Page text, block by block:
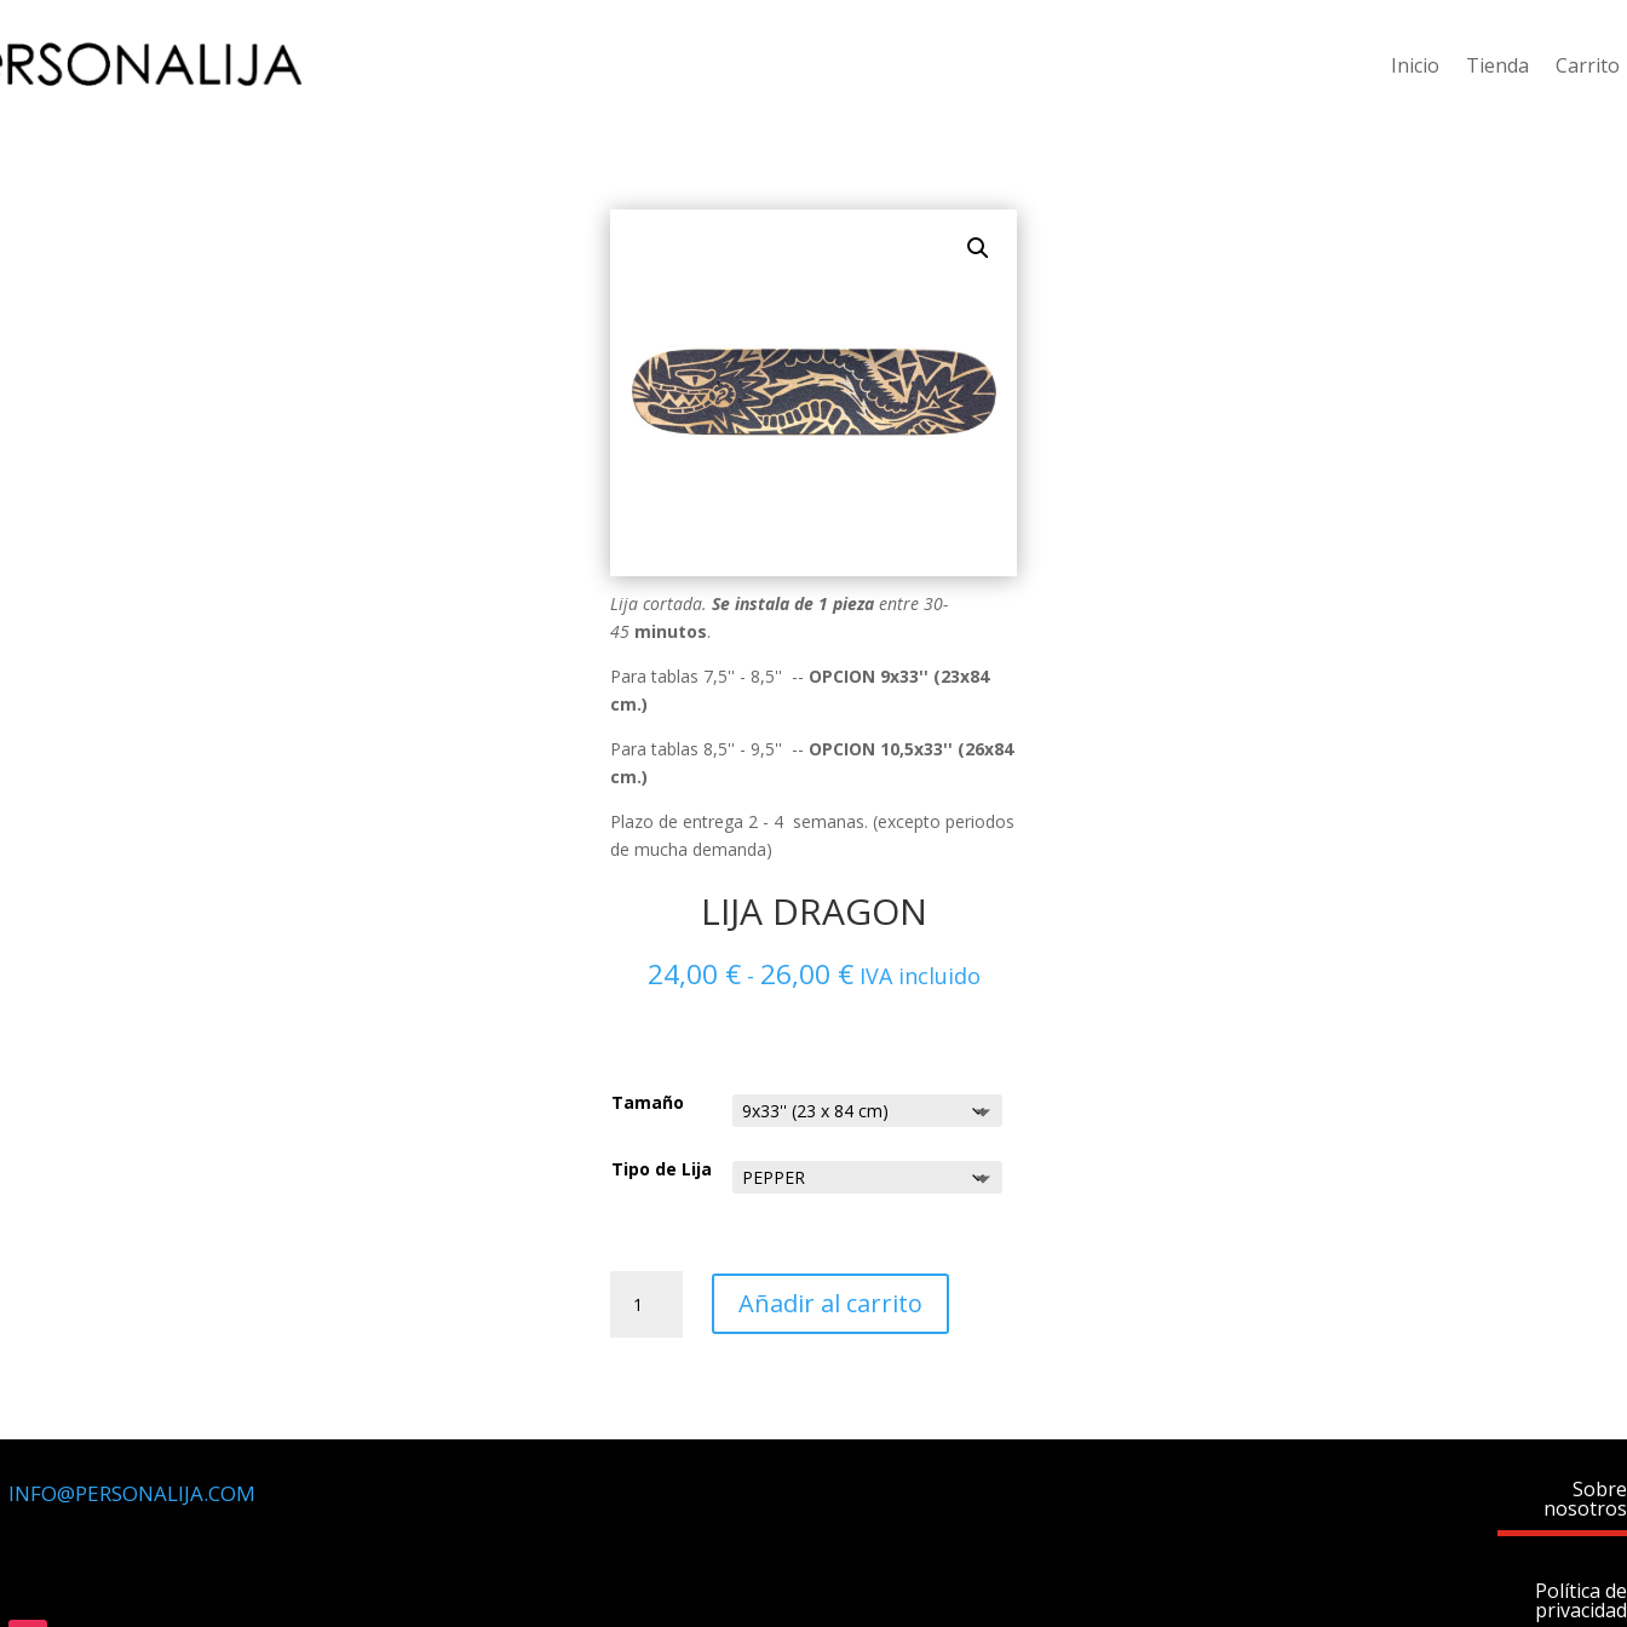
Inicio Tienda Carrito
Lija cortada. Se instala de 1 pieza entre 30-
45 minutos.
Para tablas 7,5'' - 8,5'' -- OPCION 9x33'' (23x84
cm.)
Para tablas 8,5'' - 9,5'' -- OPCION 10,5x33'' (26x84
cm.)
Plazo de entrega 2 - 4 semanas. (excepto periodos
de mucha demanda)
LIJA DRAGON
24,00 € - 26,00 €Rango
hasta
IVA incluido
Tamaño
Tipo de Lija
DRAGON
cantidad Añadir al carrito
INFO@PERSONALIJA.COM Sobre
nosotros
Política de
privacidad